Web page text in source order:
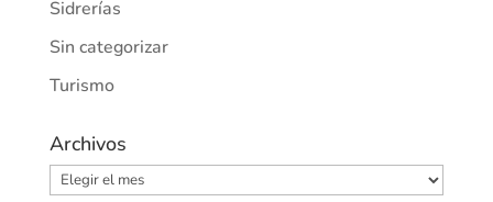
Sidrerías
Sin categorizar
Turismo
Archivos
Archivos